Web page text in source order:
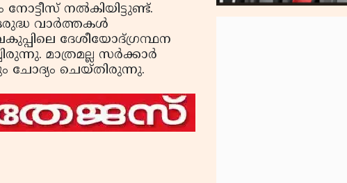
നല്‍കിയിട്ടുണ്ട്.
വാര്‍ത്തകള്‍
ദേശീയോദ്ഗ്രന്ഥന
മാത്രമല്ല സര്‍ക്കാര്‍
ചോദ്യം ചെയ്തിരുന്നു.